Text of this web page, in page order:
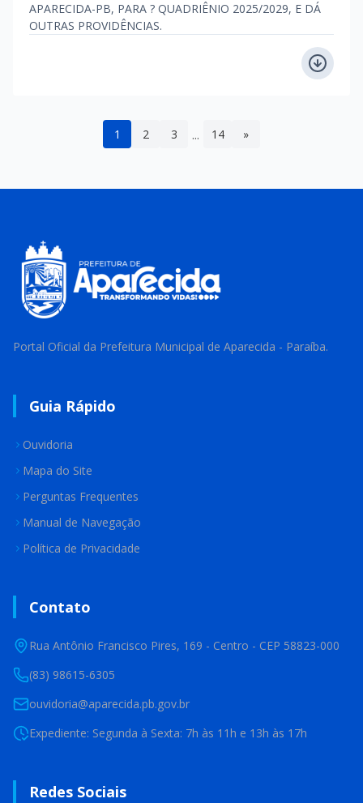
APARECIDA-PB, PARA ? QUADRIÊNIO 2025/2029, E DÁ
OUTRAS PROVIDÊNCIAS.
1 2 3 ... 14 »
Portal Oficial da Prefeitura Municipal de Aparecida - Paraíba.
Guia Rápido
Ouvidoria
Mapa do Site
Perguntas Frequentes
Manual de Navegação
Política de Privacidade
Contato
Rua Antônio Francisco Pires, 169 - Centro - CEP 58823-000
(83) 98615-6305
ouvidoria@aparecida.pb.gov.br
Expediente: Segunda à Sexta: 7h às 11h e 13h às 17h
Redes Sociais